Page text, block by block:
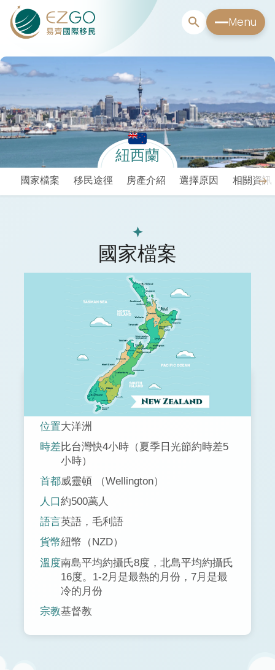
Menu
紐西蘭
國家檔案 移民途徑 房產介紹 選擇原因 相關資訊
國家檔案
位置大洋洲
時差比台灣快4小時（夏季日光節約時差5
小時）
首都威靈頓 （Wellington）
人口約500萬人
語言英語，毛利語
貨幣紐幣（NZD）
溫度南島平均約攝氏8度，北島平均約攝氏
16度。1-2月是最熱的月份，7月是最
冷的月份
宗教基督教